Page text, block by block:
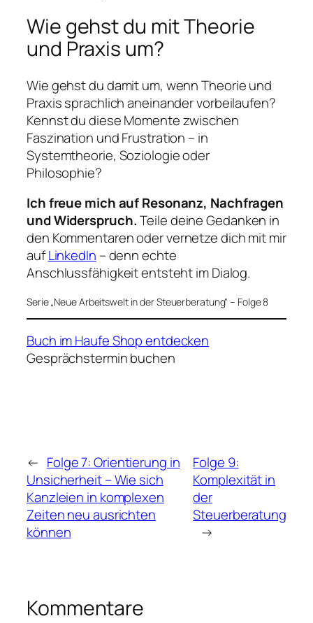
Wie gehst du mit Theorie
und Praxis um?
Wie gehst du damit um, wenn Theorie und
Praxis sprachlich aneinander vorbeilaufen?
Kennst du diese Momente zwischen
Faszination und Frustration – in
Systemtheorie, Soziologie oder
Philosophie?
Ich freue mich auf Resonanz, Nachfragen
und Widerspruch.Teile deine Gedanken in
den Kommentaren oder vernetze dich mit mir
aufLinkedIn – denn echte
Anschlussfähigkeit entsteht im Dialog.
Serie „Neue Arbeitswelt in der Steuerberatung“ – Folge 8
Buch im Haufe Shop entdecken
Gesprächstermin buchen
← Folge 7: Orientierung in
Unsicherheit – Wie sich
Kanzleien in komplexen
Zeiten neu ausrichten
können
Folge 9:
Komplexität in
der
Steuerberatung
→
Kommentare